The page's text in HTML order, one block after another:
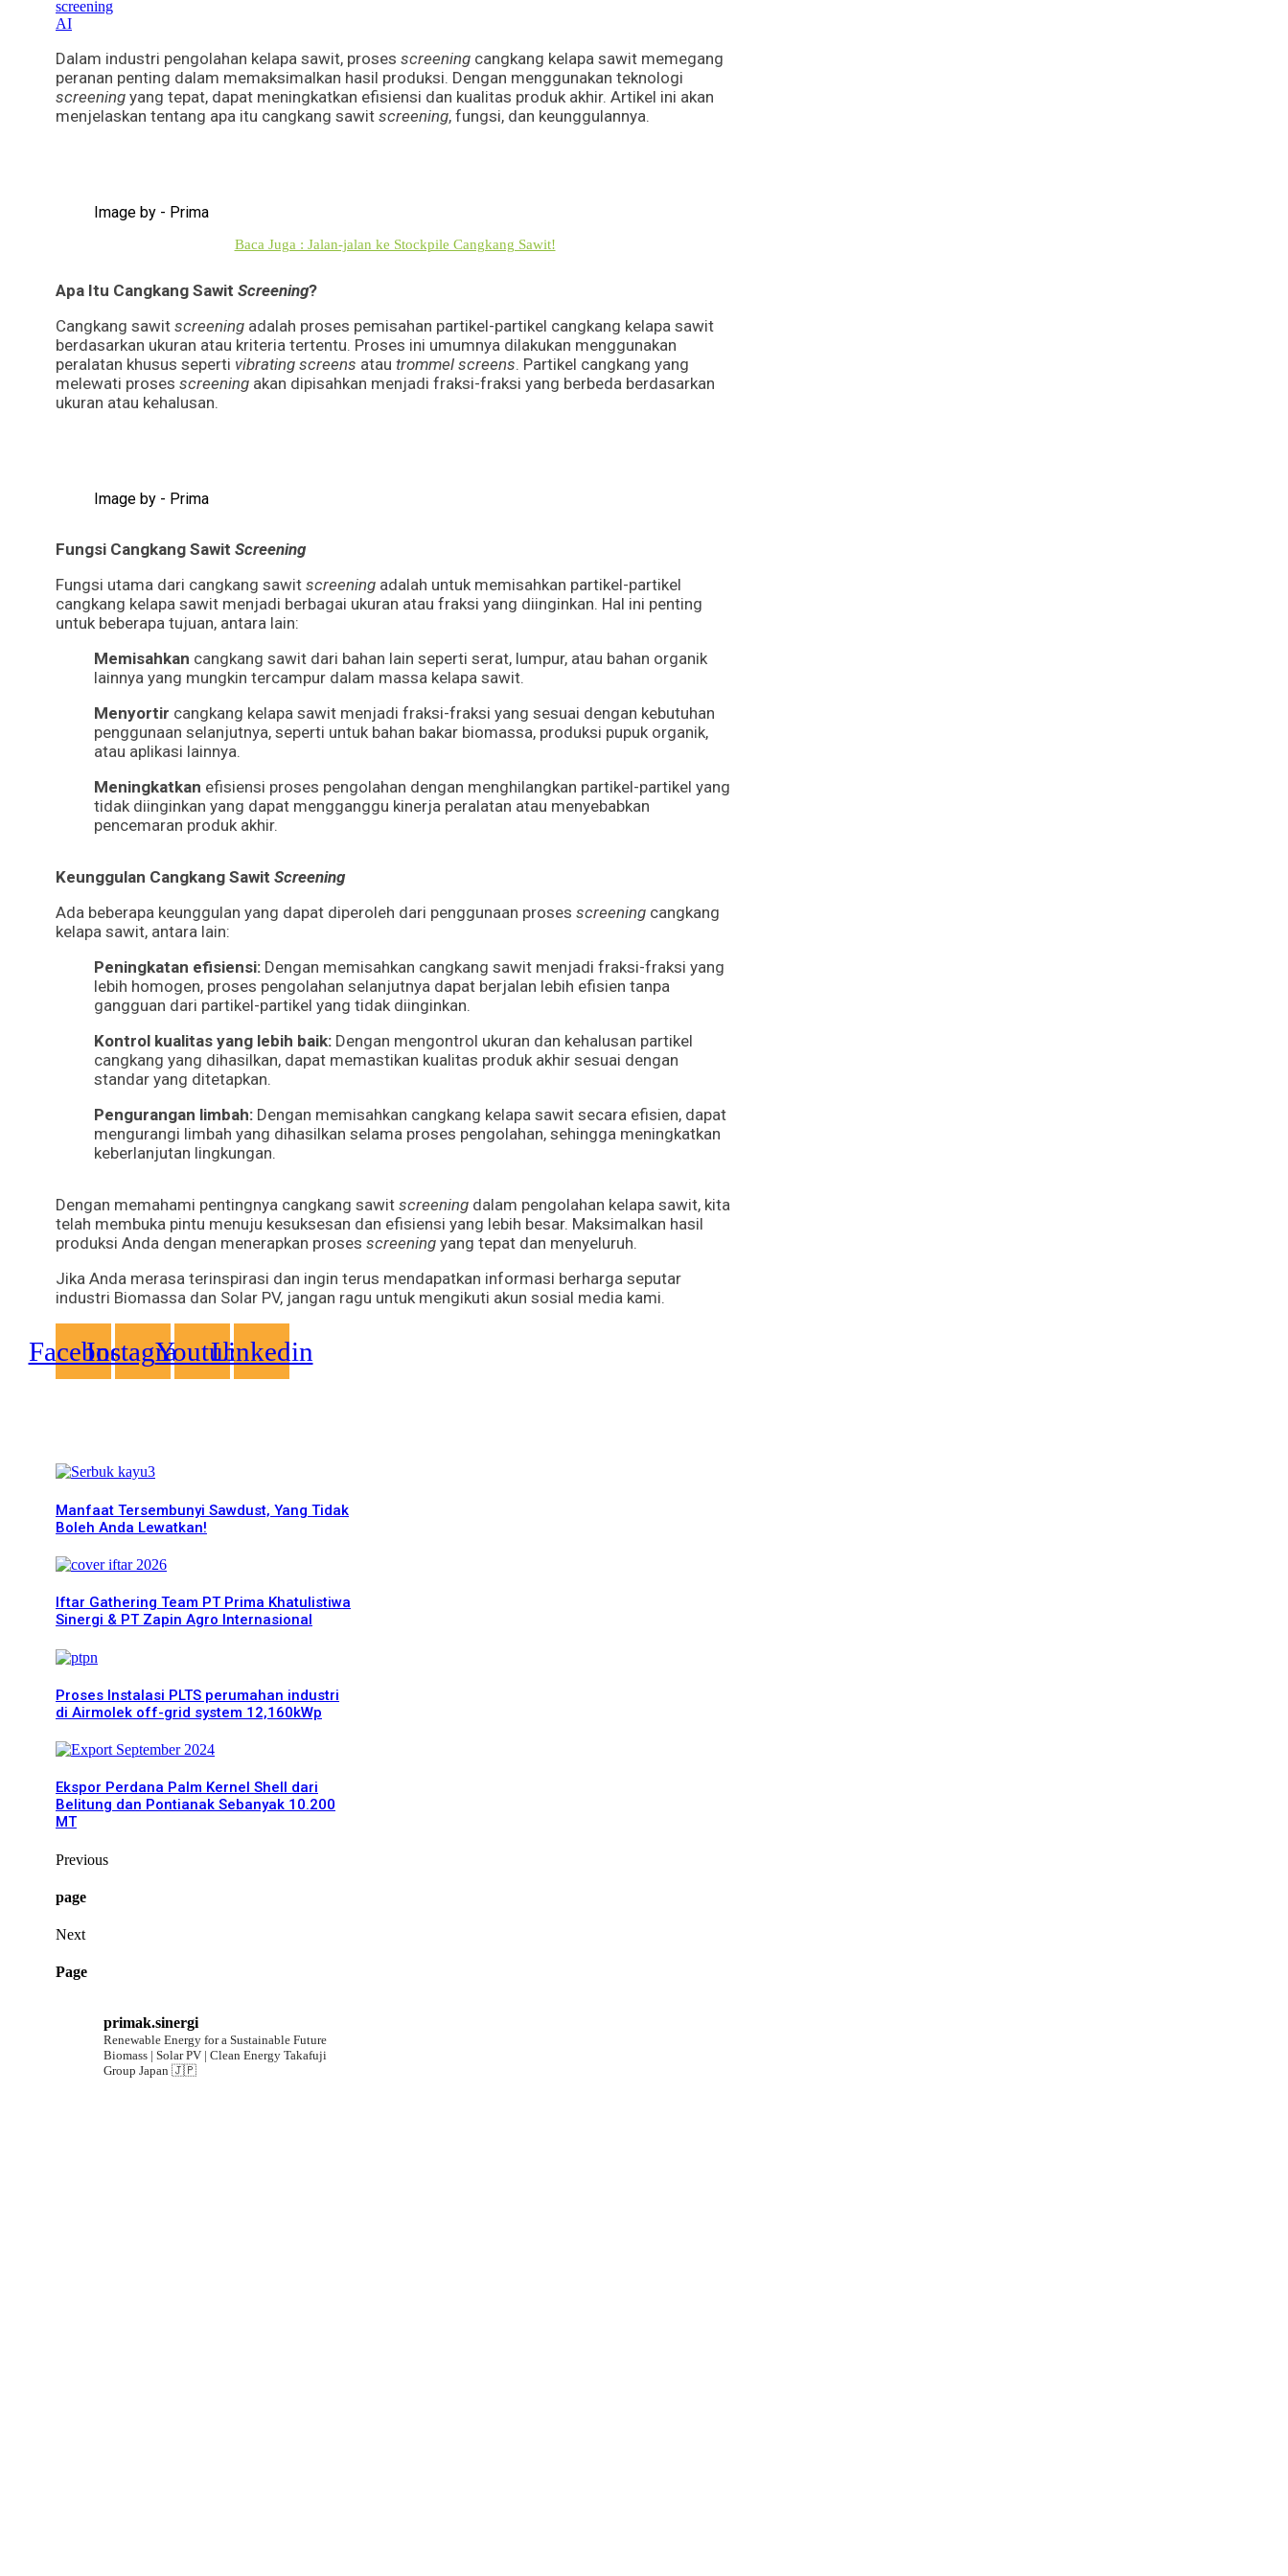
Dalam industri pengolahan kelapa sawit, proses screening cangkang kelapa sawit memegang
peranan penting dalam memaksimalkan hasil produksi. Dengan menggunakan teknologi
screening yang tepat, dapat meningkatkan efisiensi dan kualitas produk akhir. Artikel ini akan
menjelaskan tentang apa itu cangkang sawit screening, fungsi, dan keunggulannya.
Image by - Prima
Baca Juga : Jalan-jalan ke Stockpile Cangkang Sawit!
Apa Itu Cangkang Sawit Screening?
Cangkang sawit screening adalah proses pemisahan partikel-partikel cangkang kelapa sawit
berdasarkan ukuran atau kriteria tertentu. Proses ini umumnya dilakukan menggunakan
peralatan khusus seperti vibrating screens atau trommel screens. Partikel cangkang yang
melewati proses screening akan dipisahkan menjadi fraksi-fraksi yang berbeda berdasarkan
ukuran atau kehalusan.
Image by - Prima
Fungsi Cangkang Sawit Screening
Fungsi utama dari cangkang sawit screening adalah untuk memisahkan partikel-partikel
cangkang kelapa sawit menjadi berbagai ukuran atau fraksi yang diinginkan. Hal ini penting
untuk beberapa tujuan, antara lain:
Memisahkan cangkang sawit dari bahan lain seperti serat, lumpur, atau bahan organik
lainnya yang mungkin tercampur dalam massa kelapa sawit.
Menyortir cangkang kelapa sawit menjadi fraksi-fraksi yang sesuai dengan kebutuhan
penggunaan selanjutnya, seperti untuk bahan bakar biomassa, produksi pupuk organik,
atau aplikasi lainnya.
Meningkatkan efisiensi proses pengolahan dengan menghilangkan partikel-partikel yang
tidak diinginkan yang dapat mengganggu kinerja peralatan atau menyebabkan
pencemaran produk akhir.
Keunggulan Cangkang Sawit Screening
Ada beberapa keunggulan yang dapat diperoleh dari penggunaan proses screening cangkang
kelapa sawit, antara lain:
Peningkatan efisiensi: Dengan memisahkan cangkang sawit menjadi fraksi-fraksi yang
lebih homogen, proses pengolahan selanjutnya dapat berjalan lebih efisien tanpa
gangguan dari partikel-partikel yang tidak diinginkan.
Kontrol kualitas yang lebih baik: Dengan mengontrol ukuran dan kehalusan partikel
cangkang yang dihasilkan, dapat memastikan kualitas produk akhir sesuai dengan
standar yang ditetapkan.
Pengurangan limbah: Dengan memisahkan cangkang kelapa sawit secara efisien, dapat
mengurangi limbah yang dihasilkan selama proses pengolahan, sehingga meningkatkan
keberlanjutan lingkungan.
Dengan memahami pentingnya cangkang sawit screening dalam pengolahan kelapa sawit, kita
telah membuka pintu menuju kesuksesan dan efisiensi yang lebih besar. Maksimalkan hasil
produksi Anda dengan menerapkan proses screening yang tepat dan menyeluruh.
Jika Anda merasa terinspirasi dan ingin terus mendapatkan informasi berharga seputar
industri Biomassa dan Solar PV, jangan ragu untuk mengikuti akun sosial media kami.
FacebookInstagramYoutubeLinkedin
Manfaat Tersembunyi Sawdust, Yang Tidak
Boleh Anda Lewatkan!
Iftar Gathering Team PT Prima Khatulistiwa
Sinergi & PT Zapin Agro Internasional
Proses Instalasi PLTS perumahan industri
di Airmolek off-grid system 12,160kWp
Ekspor Perdana Palm Kernel Shell dari
Belitung dan Pontianak Sebanyak 10.200
MT
Previous
page
Next
Page
primak.sinergi
Renewable Energy for a Sustainable Future
Biomass | Solar PV | Clean Energy Takafuji
Group Japan 🇯🇵